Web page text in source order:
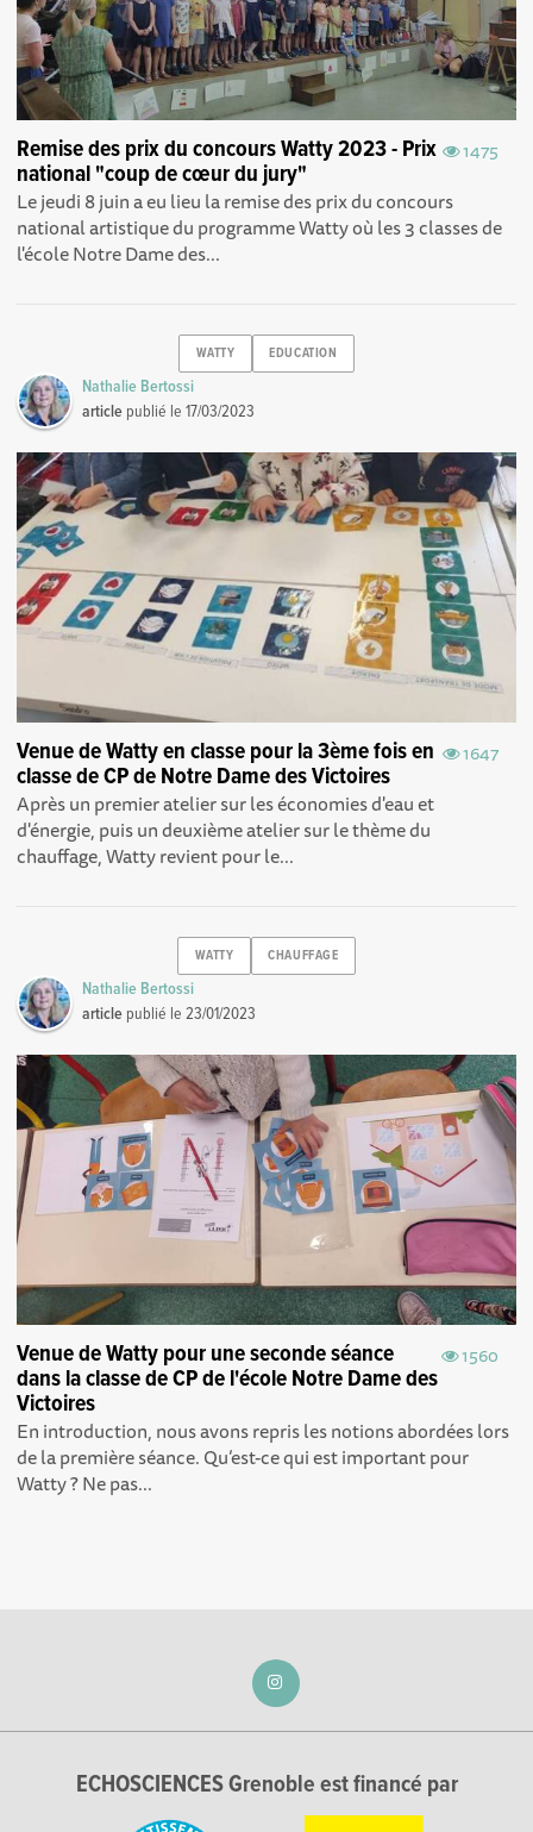
1475
Remise des prix du concours Watty 2023 - Prix
national "coup de cœur du jury"
Le jeudi 8 juin a eu lieu la remise des prix du concours
national artistique du programme Watty où les 3 classes de
l'école Notre Dame des...
WATTY EDUCATION
Nathalie Bertossi
article publié le17/03/2023
1647
Venue de Watty en classe pour la 3ème fois en
classe de CP de Notre Dame des Victoires
Après un premier atelier sur les économies d'eau et
d'énergie , puis un deuxième atelier sur le thème du
chauffage , Watty revient pour le...
WATTY CHAUFFAGE
Nathalie Bertossi
article publié le23/01/2023
1560
Venue de Watty pour une seconde séance
dans la classe de CP de l'école Notre Dame des
Victoires
En introduction, nous avons repris les notions abordées lors
de la première séance . Qu’est-ce qui est important pour
Watty ? Ne pas...
ECHOSCIENCES Grenoble est financé par